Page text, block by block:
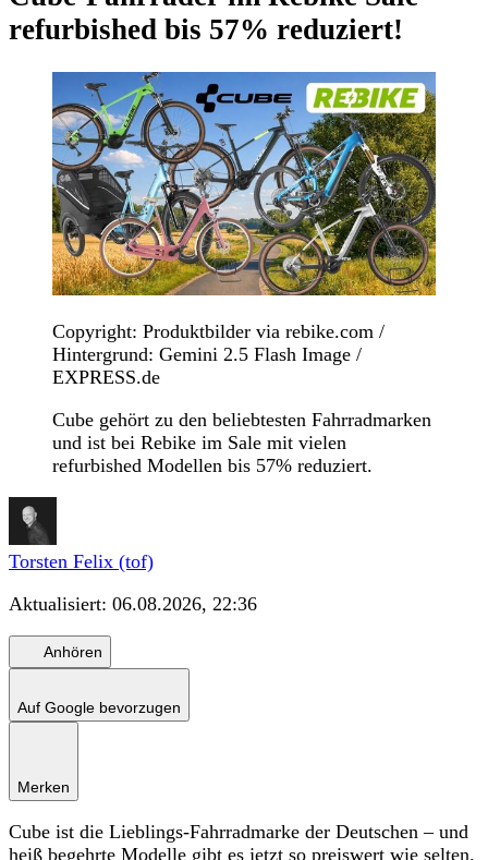
refurbished bis 57% reduziert!
Copyright: Produktbilder via rebike.com /
Hintergrund: Gemini 2.5 Flash Image /
EXPRESS.de
Cube gehört zu den beliebtesten Fahrradmarken
und ist bei Rebike im Sale mit vielen
refurbished Modellen bis 57% reduziert.
Torsten Felix (tof)
Aktualisiert: 06.08.2026, 22:36
Anhören
Auf Google bevorzugen
Merken
Cube ist die Lieblings-Fahrradmarke der Deutschen – und
heiß begehrte Modelle gibt es jetzt so preiswert wie selten.